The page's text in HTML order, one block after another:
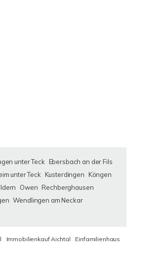
unter Teck
Ebersbach an der Fils
unter Teck Kusterdingen
Köngen
Owen Rechberghausen
Wendlingen am Neckar
Immobilienkauf Aichtal
Einfamilienhaus